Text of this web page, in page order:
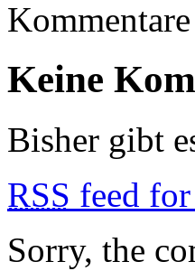
Keine
Bisher gibt
RSS feed
Sorry, the